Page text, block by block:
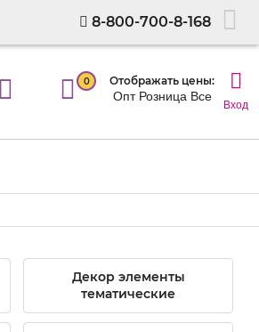
8-800-700-8-168
0 Отображать цены:
Опт Розница Все
Вход
Декор элементы
тематические